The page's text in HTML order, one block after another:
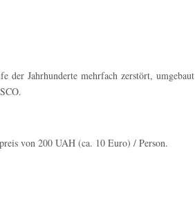
der Jahrhunderte mehrfach zerstört, umgebaut
von 200 UAH (ca. 10 Euro) / Person.